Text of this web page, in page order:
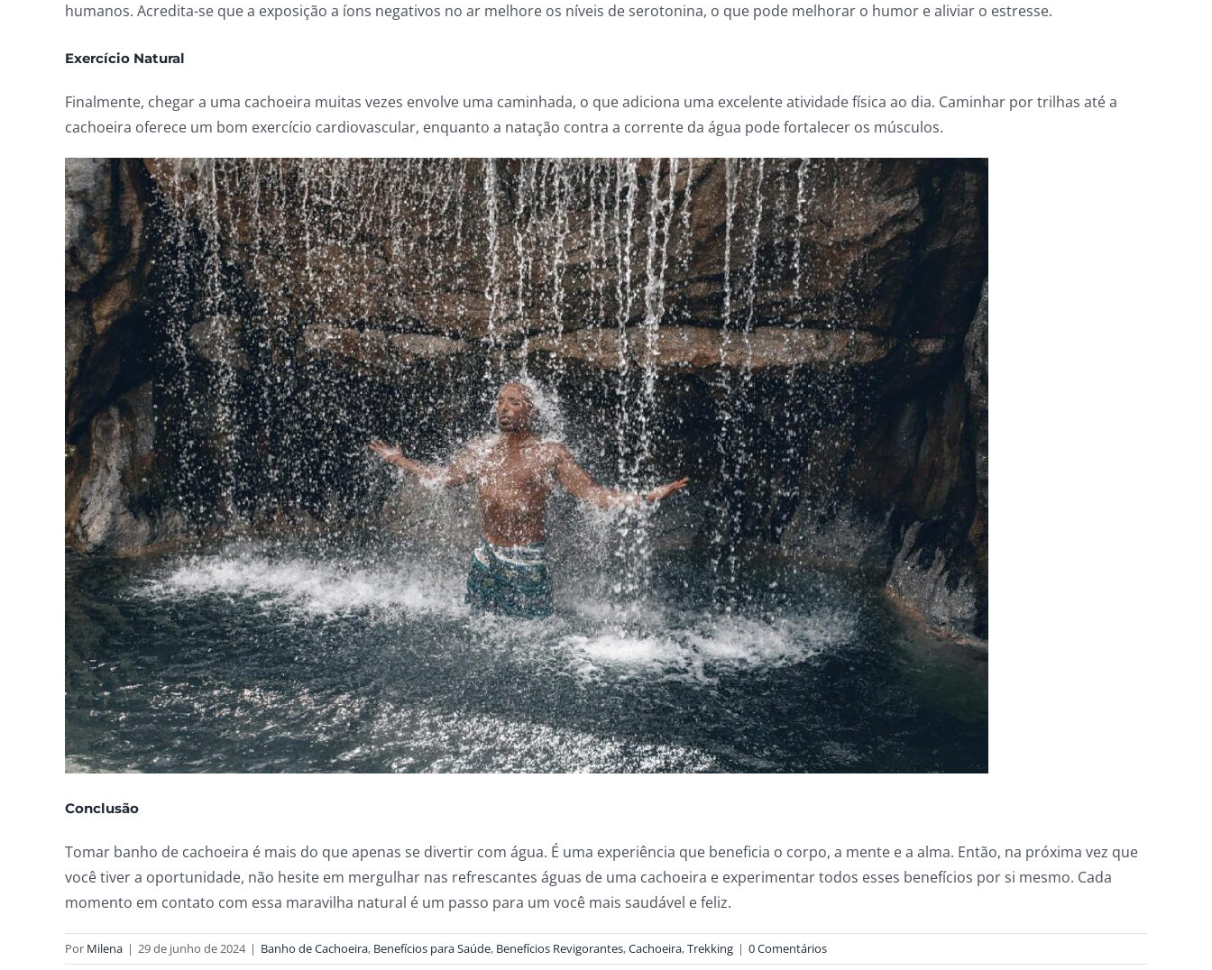
humanos. Acredita-se que a exposição a íons negativos no ar melhore os níveis de serotonina, o que pode melhorar o humor e aliviar o estresse.
Exercício Natural
Finalmente, chegar a uma cachoeira muitas vezes envolve uma caminhada, o que adiciona uma excelente atividade física ao dia. Caminhar por trilhas até a
cachoeira oferece um bom exercício cardiovascular, enquanto a natação contra a corrente da água pode fortalecer os músculos.
Conclusão
Tomar banho de cachoeira é mais do que apenas se divertir com água. É uma experiência que beneficia o corpo, a mente e a alma. Então, na próxima vez que
você tiver a oportunidade, não hesite em mergulhar nas refrescantes águas de uma cachoeira e experimentar todos esses benefícios por si mesmo. Cada
momento em contato com essa maravilha natural é um passo para um você mais saudável e feliz.
Por Milena | 29 de junho de 2024 | Banho de Cachoeira, Benefícios para Saúde, Benefícios Revigorantes,Cachoeira,Trekking | 0 Comentários